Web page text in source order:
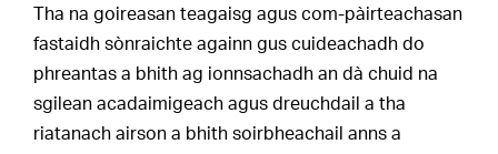
Tha na goireasan teagaisg agus com-pàirteachasan
fastaidh sònraichte againn gus cuideachadh do
phreantas a bhith ag ionnsachadh an dà chuid na
sgilean acadaimigeach agus dreuchdail a tha
riatanach airson a bhith soirbheachail anns a